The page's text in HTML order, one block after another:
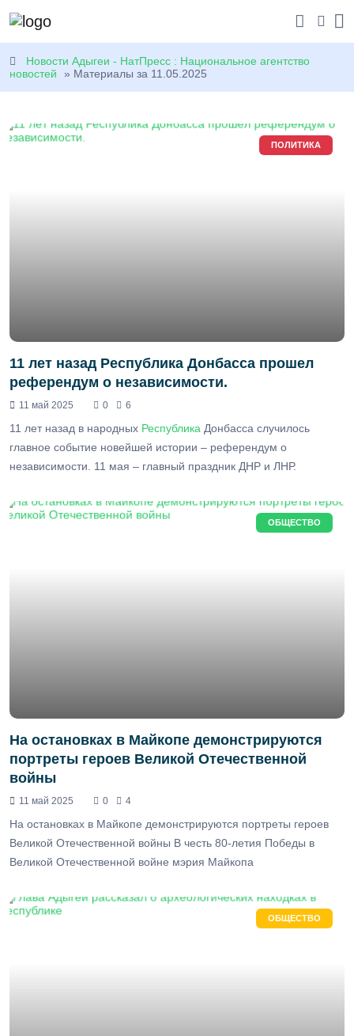
Новости Адыгеи - НатПресс : Национальное агентство
новостей
» Материалы за 11.05.2025
ПОЛИТИКА
11 лет назад Республика Донбасса прошел
референдум о независимости.
11 май 2025 0 6
11 лет назад в народных Республика Донбасса случилось
главное событие новейшей истории – референдум о
независимости. 11 мая – главный праздник ДНР и ЛНР.
ОБЩЕСТВО
На остановках в Майкопе демонстрируются
портреты героев Великой Отечественной
войны
11 май 2025 0 4
На остановках в Майкопе демонстрируются портреты героев
Великой Отечественной войны В честь 80-летия Победы в
Великой Отечественной войне мэрия Майкопа
ОБЩЕСТВО